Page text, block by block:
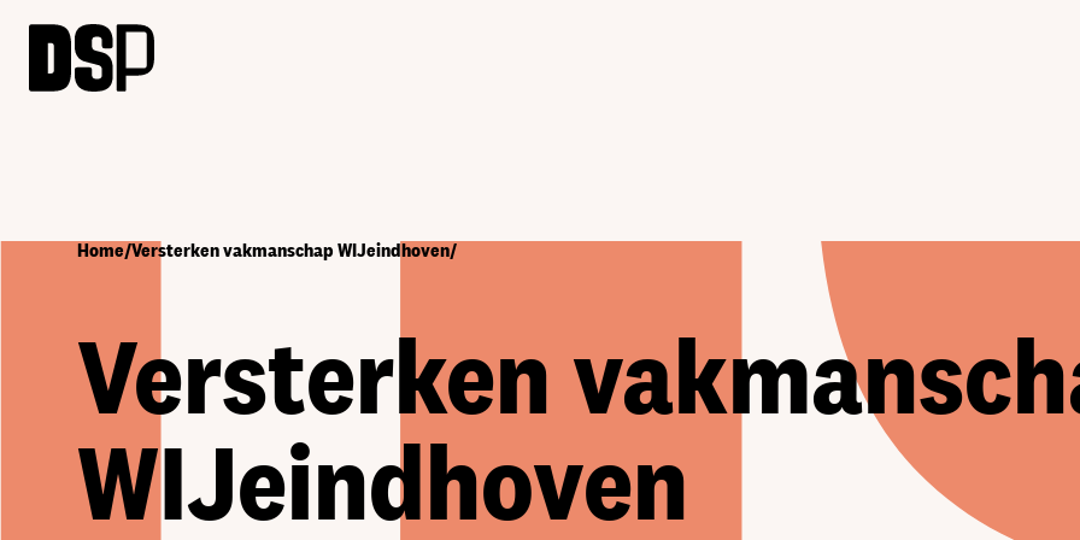
Home/Versterken vakmanschap WIJeindhoven/
Versterken
WIJeindhoven